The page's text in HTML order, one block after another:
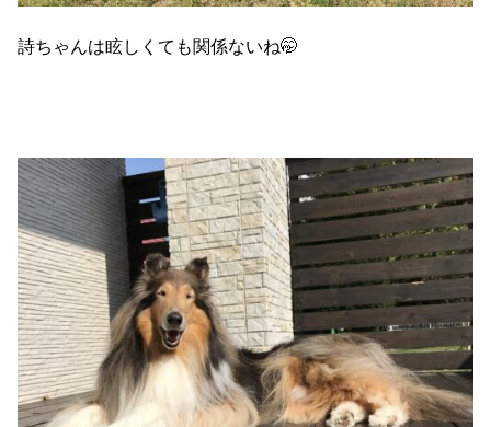
詩ちゃんは眩しくても関係ないね🤭